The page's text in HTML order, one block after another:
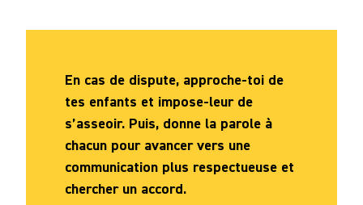
En cas de dispute, approche-toi de
tes enfants et impose-leur de
s’asseoir. Puis, donne la parole à
chacun pour avancer vers une
communication plus respectueuse et
chercher un accord.